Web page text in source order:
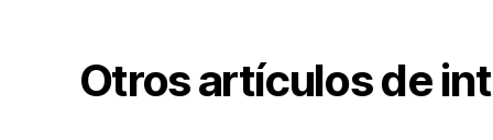
Otros artículos de